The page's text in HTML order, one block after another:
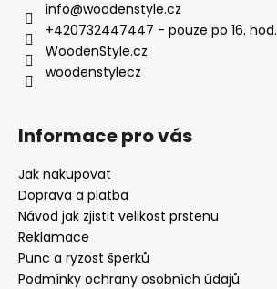
info@woodenstyle.cz
+420732447447 - pouze po 16. hod.
WoodenStyle.cz
woodenstylecz
Informace pro vás
Jak nakupovat
Doprava a platba
Návod jak zjistit velikost prstenu
Reklamace
Punc a ryzost šperků
Podmínky ochrany osobních údajů